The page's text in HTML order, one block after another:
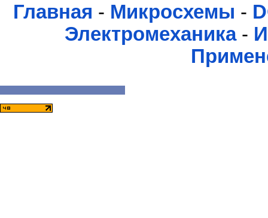
Главная - Микросхемы -
Электромеханика-